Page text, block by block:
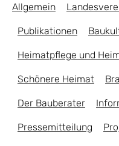
Allgemein
Publikationen
Heimatpflege und
Schönere Heimat
Der Bauberater
Pressemitteilung